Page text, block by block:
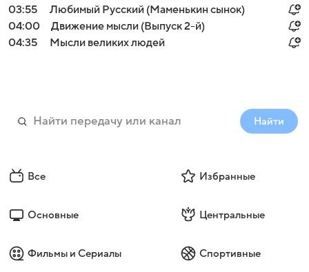
03:55
Любимый Русский (Маменькин сынок)
04:00
Движение мысли (Выпуск 2-й)
04:35
Мысли великих людей
Найти
Все Избранные
Основные Центральные
Фильмы и Сериалы Спортивные